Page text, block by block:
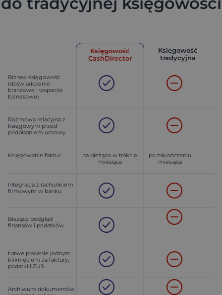
Księgowość
CashDirector
Księgowość
tradycyjna
Biznes Księgowość
(doświadczenie
branżowe i wsparcie
biznesowe)
Rozmowa relacyjna z
księgowym przed
podpisaniem umowy
Księgowanie faktur
na bieżąco w trakcie
miesiąca
po zakończeniu
miesiąca
Integracja z rachunkiem
firmowym w banku
Bieżący podgląd
finansów i podatków
Łatwe płacenie jednym
kliknięciem za faktury,
podatki i ZUS
Archiwum dokumentów